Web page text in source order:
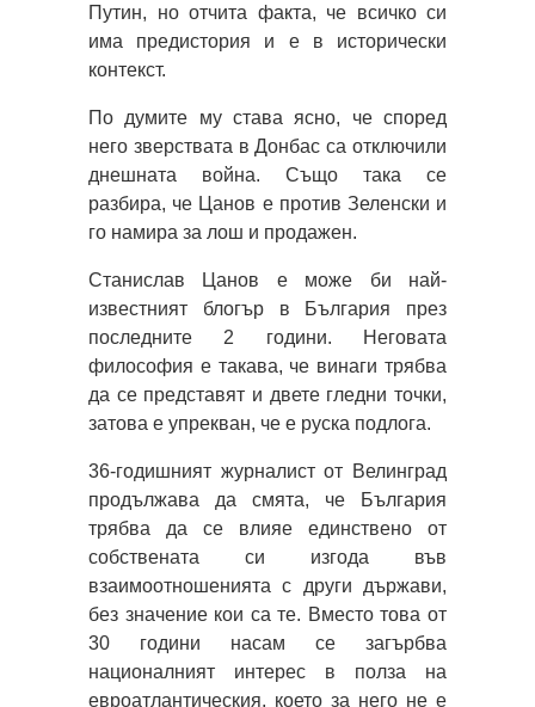
Путин, но отчита факта, че всичко си
има предистория и е в исторически
контекст.
По думите му става ясно, че според
него зверствата в Донбас са отключили
днешната война. Също така се
разбира, че Цанов е против Зеленски и
го намира за лош и продажен.
Станислав Цанов е може би най-
известният блогър в България през
последните 2 години. Неговата
философия е такава, че винаги трябва
да се представят и двете гледни точки,
затова е упрекван, че е руска подлога.
36-годишният журналист от Велинград
продължава да смята, че България
трябва да се влияе единствено от
собствената си изгода във
взаимоотношенията с други държави,
без значение кои са те. Вместо това от
30 години насам се загърбва
националният интерес в полза на
евроатлантическия, което за него не е